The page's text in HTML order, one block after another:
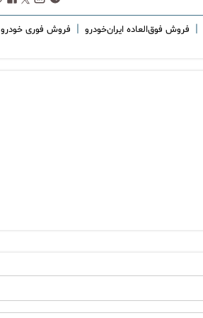
| فروش فوق‌العاده ایران‌خودرو | فروش فوری